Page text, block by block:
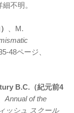
不明。
、M.
48ページ、
B.C.（紀元前4
Annual of the
ッシュ スクール